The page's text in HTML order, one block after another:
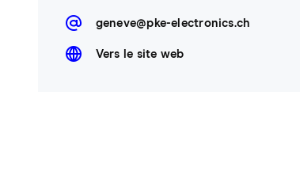
geneve@pke-electronics.ch
Vers le site web